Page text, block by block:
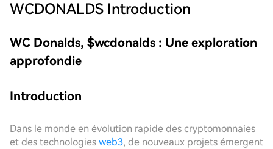
WCDONALDS Introduction
WC Donalds, $wcdonalds : Une exploration
approfondie
Introduction
Dans le monde en évolution rapide des cryptomonnaies
et des technologies web3, de nouveaux projets émergent